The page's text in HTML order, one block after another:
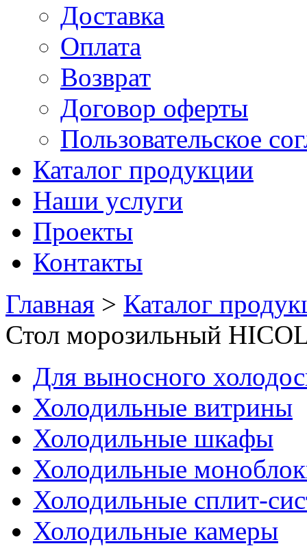
Доставка
Оплата
Возврат
Договор оферты
Пользовательское
Каталог продукции
Наши услуги
Проекты
Контакты
Главная > Каталог
Стол морозильный
Для выносного
Холодильные витрины
Холодильные шкафы
Холодильные
Холодильные сплит-
Холодильные камеры